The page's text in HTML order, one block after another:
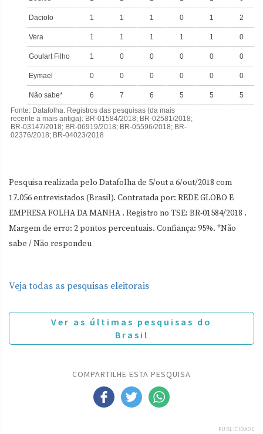
Pesquisa realizada pelo Datafolha de 5/out a 6/out/2018 com
17.056 entrevistados (Brasil). Contratada por: REDE GLOBO E
EMPRESA FOLHA DA MANHA . Registro no TSE: BR-01584/2018 .
Margem de erro: 2 pontos percentuais. Confiança: 95%. *Não
sabe / Não respondeu
Veja todas as pesquisas eleitorais
Ver as últimas pesquisas do
Brasil
COMPARTILHE ESTA PESQUISA
PUBLICIDADE